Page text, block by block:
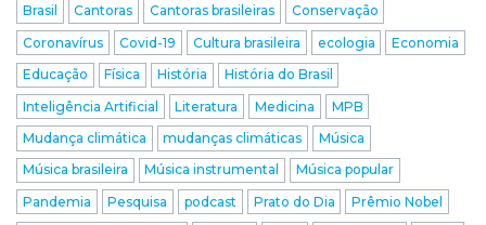
Brasil
Cantoras Cantoras brasileiras
Conservação
Coronavírus
Covid-19 Cultura brasileira ecologia
Economia
Educação
Física História
História do Brasil
Inteligência Artificial
Literatura Medicina
MPB
Mudança climática
mudanças climáticas
Música
Música brasileira
Música instrumental
Música popular
Pandemia
Pesquisa podcast Prato do Dia
Prêmio Nobel